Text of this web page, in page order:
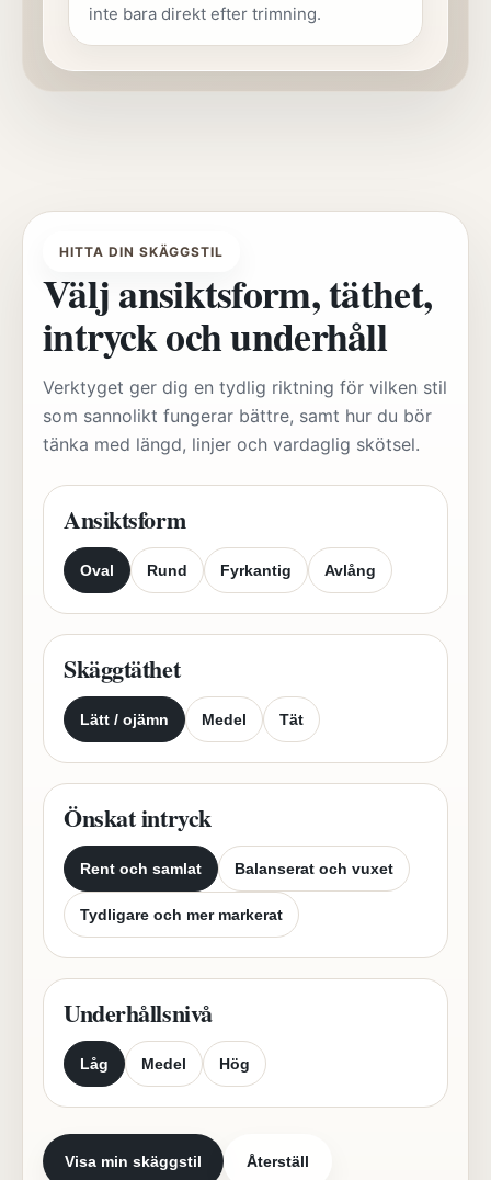
inte bara direkt efter trimning.
HITTA DIN SKÄGGSTIL
Välj ansiktsform, täthet,
intryck och underhåll
Verktyget ger dig en tydlig riktning för vilken stil
som sannolikt fungerar bättre, samt hur du bör
tänka med längd, linjer och vardaglig skötsel.
Ansiktsform
Oval Rund Fyrkantig Avlång
Skäggtäthet
Lätt / ojämn Medel Tät
Önskat intryck
Rent och samlat Balanserat och vuxet
Tydligare och mer markerat
Underhållsnivå
Låg Medel Hög
Visa min skäggstil Återställ